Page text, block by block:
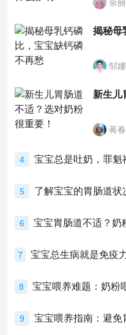
余
揭秘母
邹娜
新生儿
蒋
4 宝宝总是吐奶，罪魁
5 了解宝宝的胃肠道状
6
7
8
9 宝宝喂养指南：避免